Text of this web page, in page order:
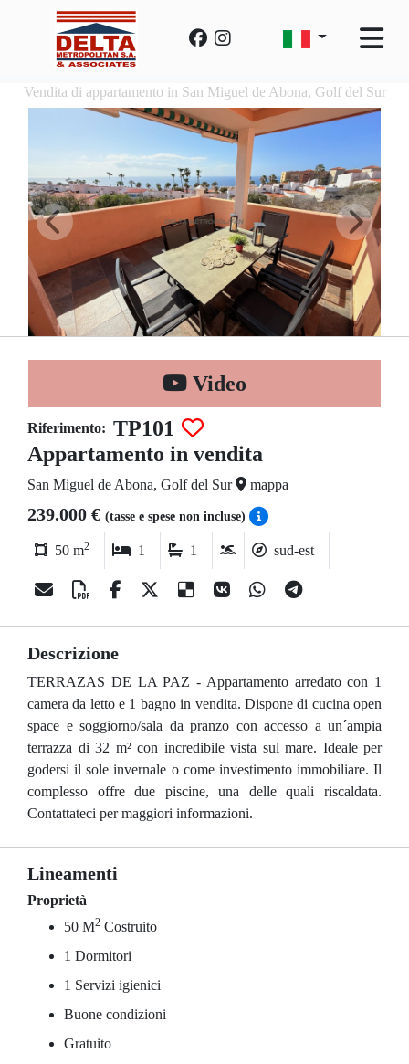
Vendita di appartamento in San Miguel de Abona, Golf del Sur
Video
Riferimento: TP101
Appartamento in vendita
San Miguel de Abona, Golf del Sur mappa
239.000 € (tasse e spese non incluse)
50 m2 1 1 sud-est
Descrizione
TERRAZAS DE LA PAZ - Appartamento arredato con 1
camera da letto e 1 bagno in vendita. Dispone di cucina open
space e soggiorno/sala da pranzo con accesso a un´ampia
terrazza di 32 m² con incredibile vista sul mare. Ideale per
godersi il sole invernale o come investimento immobiliare. Il
complesso offre due piscine, una delle quali riscaldata.
Contattateci per maggiori informazioni.
Lineamenti
Proprietà
50 M2 Costruito
1 Dormitori
1 Servizi igienici
Buone condizioni
Gratuito